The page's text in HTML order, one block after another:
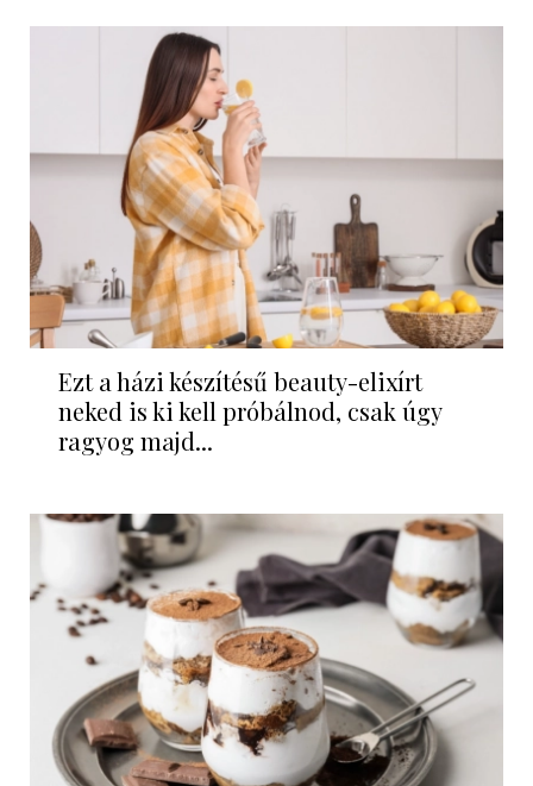
Ezt a házi készítésű beauty-elixírt
neked is ki kell próbálnod, csak úgy
ragyog majd...